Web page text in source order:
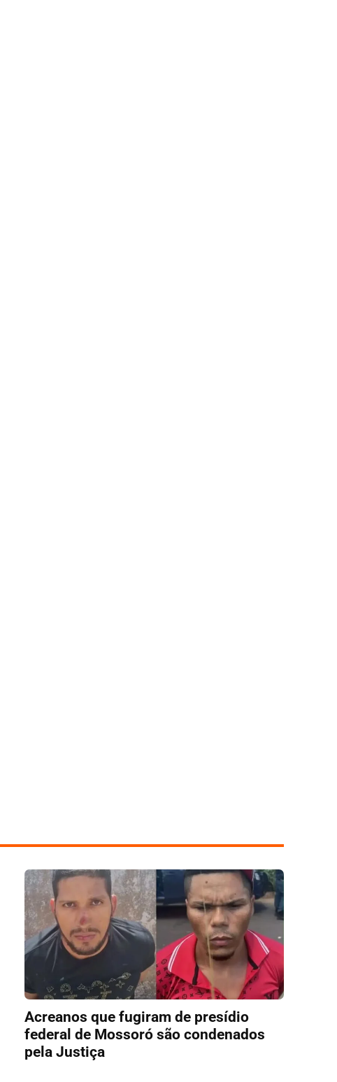
Acreanos que fugiram de presídio
federal de Mossoró são condenados
pela Justiça